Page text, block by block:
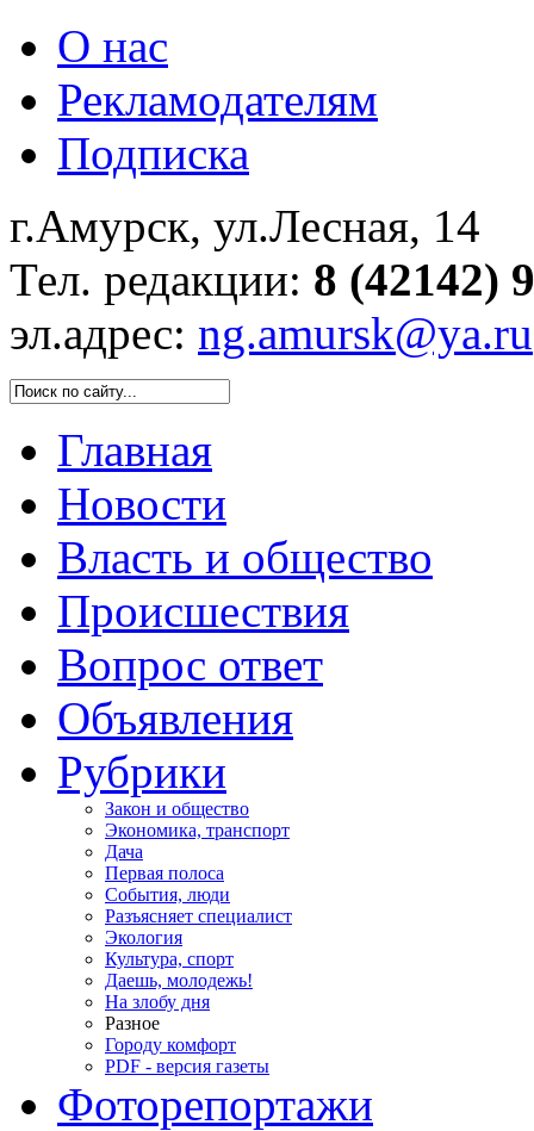
О нас
Рекламодателям
Подписка
г.Амурск, ул.Лесная, 14
Тел. редакции: 8 (42142)
эл.адрес: ng.amursk@ya.ru
Главная
Новости
Власть и общество
Происшествия
Вопрос ответ
Объявления
Рубрики
Закон и общество
Экономика, транспорт
Дача
Первая полоса
События, люди
Разъясняет специалист
Экология
Культура, спорт
Даешь, молодежь!
На злобу дня
Разное
Городу комфорт
PDF - версия газеты
Фоторепортажи